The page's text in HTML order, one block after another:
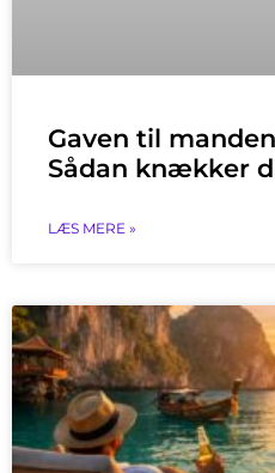
Gaven til
Sådan knækker
LÆS MERE »